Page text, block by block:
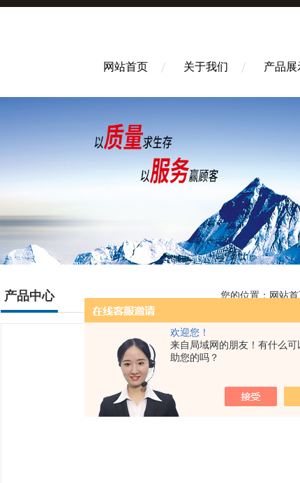
欢迎您！
来自局域网的朋友！有什么可
助您的吗？
网站首页 关于我们 产品展
产品中心 您的位置： 网站